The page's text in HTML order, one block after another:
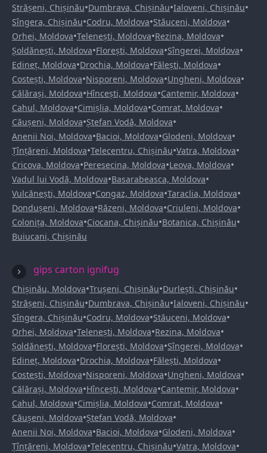
Strășeni, Chișinău•Dumbrava, Chișinău•Ialoveni, Chișinău•
Sîngera, Chișinău•Codru, Moldova•Stăuceni, Moldova•
Orhei, Moldova•Telenești, Moldova•Rezina, Moldova•
Șoldănești, Moldova•Florești, Moldova•Sîngerei, Moldova•
Edineț, Moldova•Drochia, Moldova•Fălești, Moldova•
Costești, Moldova•Nisporeni, Moldova•Ungheni, Moldova•
Călărași, Moldova•Hîncești, Moldova•Cantemir, Moldova•
Cahul, Moldova•Cimișlia, Moldova•Comrat, Moldova•
Căușeni, Moldova•Ștefan Vodă, Moldova•
Anenii Noi, Moldova•Bacioi, Moldova•Glodeni, Moldova•
Țînțăreni, Moldova•Telecentru, Chișinău•Vatra, Moldova•
Cricova, Moldova•Peresecina, Moldova•Leova, Moldova•
Vadul lui Vodă, Moldova•Basarabeasca, Moldova•
Vulcănești, Moldova•Congaz, Moldova•Taraclia, Moldova•
Dondușeni, Moldova•Răzeni, Moldova•Criuleni, Moldova•
Colonița, Moldova•Ciocana, Chișinău•Botanica, Chișinău•
Buiucani, Chișinău
gips carton ignifug
Chișinău, Moldova•Trușeni, Chișinău•Durlești, Chișinău•
Strășeni, Chișinău•Dumbrava, Chișinău•Ialoveni, Chișinău•
Sîngera, Chișinău•Codru, Moldova•Stăuceni, Moldova•
Orhei, Moldova•Telenești, Moldova•Rezina, Moldova•
Șoldănești, Moldova•Florești, Moldova•Sîngerei, Moldova•
Edineț, Moldova•Drochia, Moldova•Fălești, Moldova•
Costești, Moldova•Nisporeni, Moldova•Ungheni, Moldova•
Călărași, Moldova•Hîncești, Moldova•Cantemir, Moldova•
Cahul, Moldova•Cimișlia, Moldova•Comrat, Moldova•
Căușeni, Moldova•Ștefan Vodă, Moldova•
Anenii Noi, Moldova•Bacioi, Moldova•Glodeni, Moldova•
Țînțăreni, Moldova•Telecentru, Chișinău•Vatra, Moldova•